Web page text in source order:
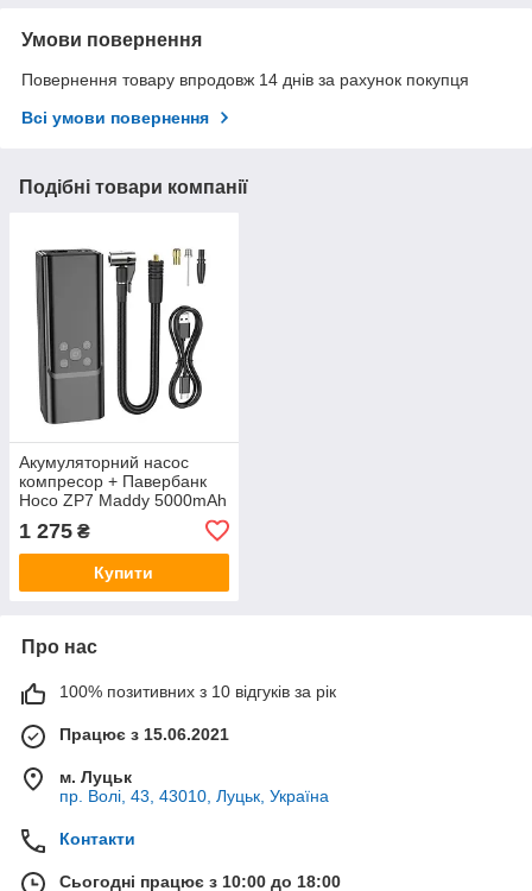
Умови повернення
Повернення товару впродовж 14 днів за рахунок покупця
Всі умови повернення
Подібні товари компанії
Акумуляторний насос
компресор + Павербанк
Hoco ZP7 Maddy 5000mAh
10.3bar ліхтарик Чорний
1 275 ₴
Купити
Про нас
100% позитивних з 10 відгуків за рік
Працює з 15.06.2021
м. Луцьк
пр. Волі, 43, 43010, Луцьк, Україна
Контакти
Сьогодні працює з 10:00 до 18:00